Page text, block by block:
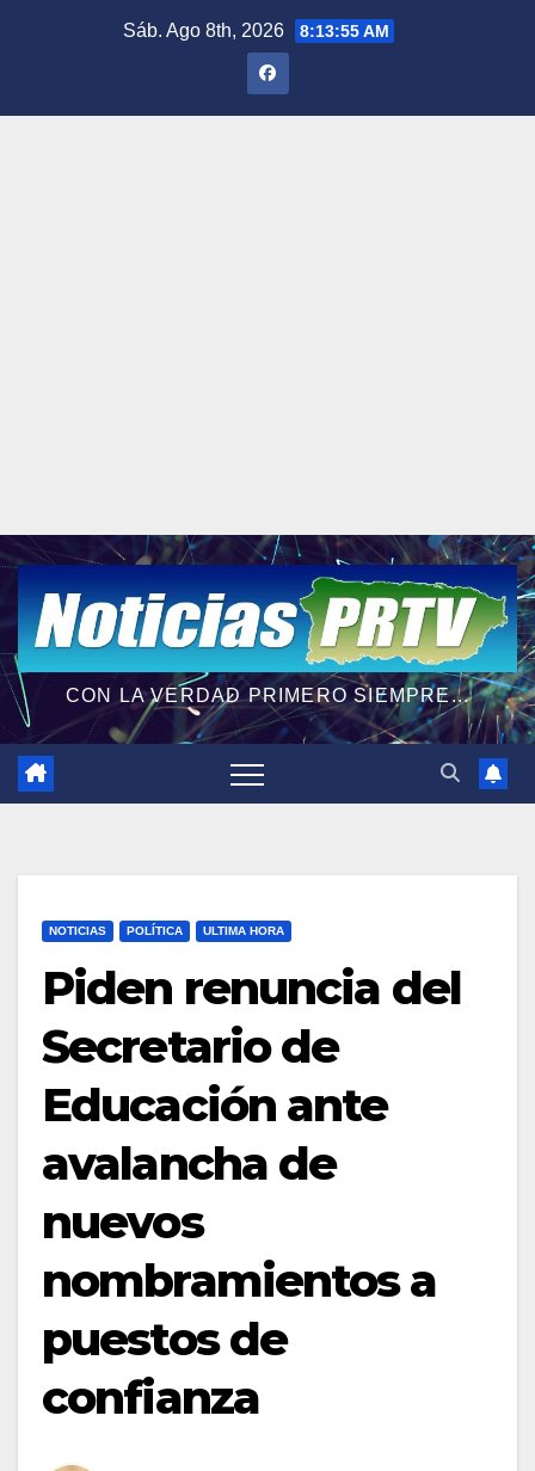
Sáb. Ago 8th, 2026 8:13:56 AM
CON LA VERDAD PRIMERO SIEMPRE...
NOTICIAS POLÍTICA ULTIMA HORA
Piden renuncia del
Secretario de
Educación ante
avalancha de
nuevos
nombramientos a
puestos de
confianza